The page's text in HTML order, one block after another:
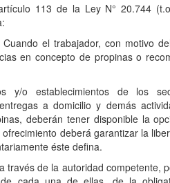
113 de la Ley N° 20.744
Cuando el trabajador, con motivo
en concepto de propinas o
y/o establecimientos de los
a domicilio y demás
deberán tener disponible la
deberá garantizar la
éste defina.
través de la autoridad competente,